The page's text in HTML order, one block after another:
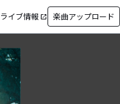
ライブ情報 open_in_new 楽曲アップロード